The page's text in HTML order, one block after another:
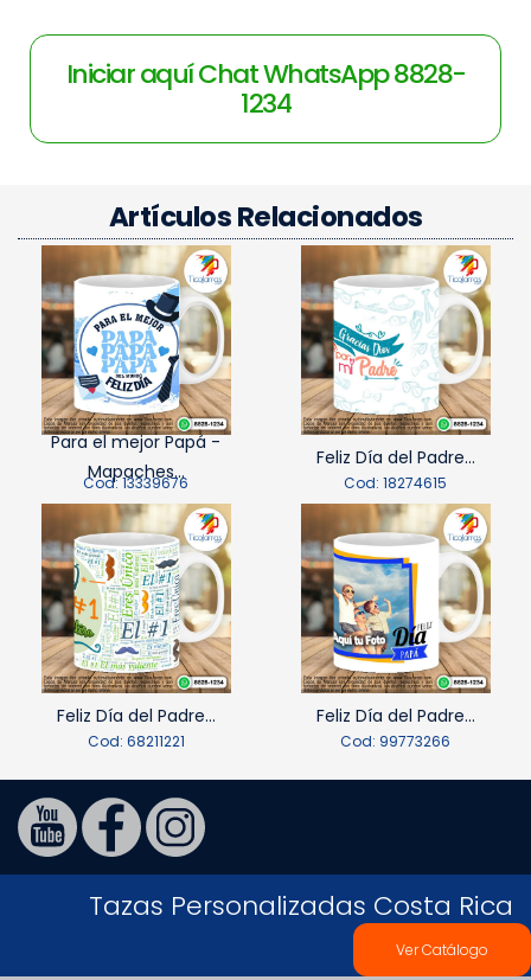
Iniciar aquí Chat WhatsApp 8828-
1234
Artículos Relacionados
Para el mejor Papá -
Mapaches...
Cod: 13339676
Feliz Día del Padre...
Cod: 18274615
Feliz Día del Padre...
Cod: 68211221
Feliz Día del Padre...
Cod: 99773266
Tazas Personalizadas Costa Rica
Ver Catálogo